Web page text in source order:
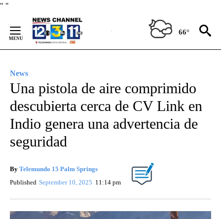
" "
Content
66°
News
Una pistola de aire comprimido
descubierta cerca de CV Link en
Indio genera una advertencia de
seguridad
By Telemundo 15 Palm Springs
Published September 10, 2025 11:14 pm